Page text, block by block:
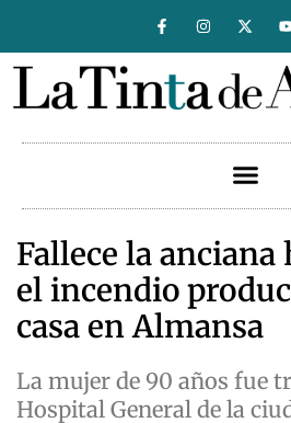
Fallece la
el incendio
casa en Almansa
La mujer de 90 años fue
Hospital General de la